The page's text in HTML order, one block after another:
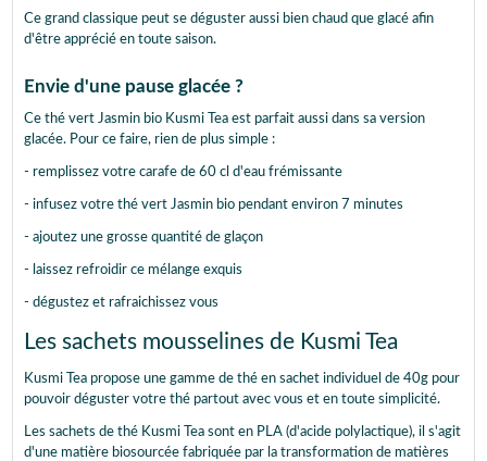
Ce grand classique peut se déguster aussi bien chaud que glacé afin
d'être apprécié en toute saison.
Envie d'une pause glacée ?
Ce thé vert Jasmin bio Kusmi Tea est parfait aussi dans sa version
glacée. Pour ce faire, rien de plus simple :
- remplissez votre carafe de 60 cl d'eau frémissante
- infusez votre thé vert Jasmin bio pendant environ 7 minutes
- ajoutez une grosse quantité de glaçon
- laissez refroidir ce mélange exquis
- dégustez et rafraichissez vous
Les sachets mousselines de Kusmi Tea
Kusmi Tea propose une gamme de thé en sachet individuel de 40g pour
pouvoir déguster votre thé partout avec vous et en toute simplicité.
Les sachets de thé Kusmi Tea sont en PLA (d'acide polylactique), il s'agit
d'une matière biosourcée fabriquée par la transformation de matières